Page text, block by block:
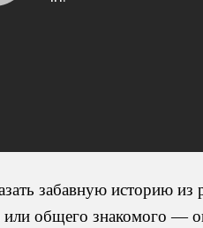
забавную историю из
или общего знакомого —